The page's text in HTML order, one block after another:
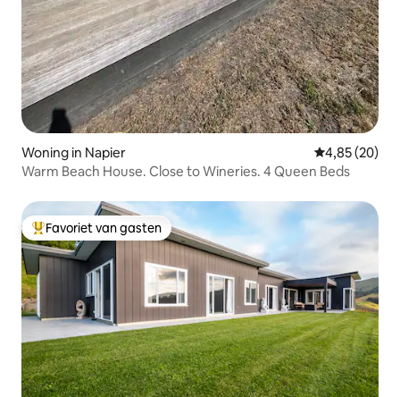
Woning in Napier Gemiddelde
4,85 (20)
Warm Beach House. Close to Wineries. 4 Queen Beds
Topfavoriet van gasten
Favoriet van gasten